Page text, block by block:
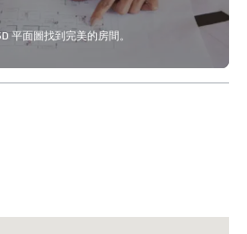
平面圖找到完美的房間。